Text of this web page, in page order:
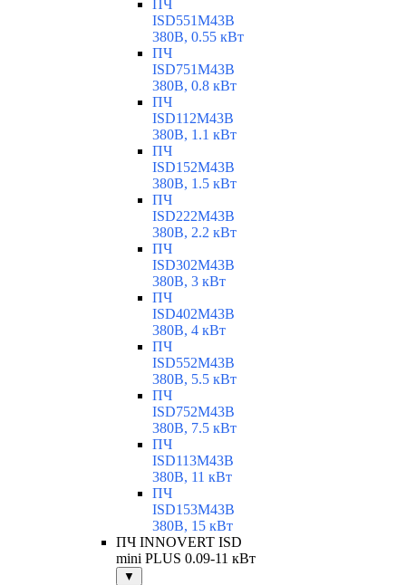
ПЧ
ISD551M43B
380В, 0.55 кВт
ПЧ
ISD751M43B
380В, 0.8 кВт
ПЧ
ISD112M43B
380В, 1.1 кВт
ПЧ
ISD152M43B
380В, 1.5 кВт
ПЧ
ISD222M43B
380В, 2.2 кВт
ПЧ
ISD302M43B
380В, 3 кВт
ПЧ
ISD402M43B
380В, 4 кВт
ПЧ
ISD552M43B
380В, 5.5 кВт
ПЧ
ISD752M43B
380В, 7.5 кВт
ПЧ
ISD113M43B
380В, 11 кВт
ПЧ
ISD153M43B
380В, 15 кВт
ПЧ INNOVERT ISD
mini PLUS 0.09-11 кВт
▼